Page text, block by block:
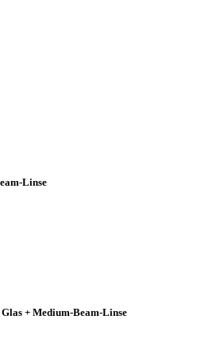
Linse
+ Medium-Beam-Linse